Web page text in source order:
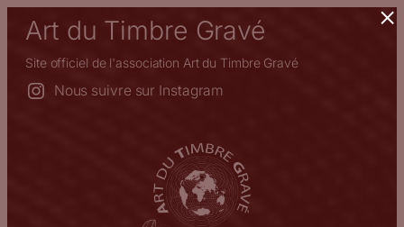
Aller
contenu
Art du Timbre Gravé
Site officiel de l'association Art du Timbre Gravé
Nous suivre sur Instagram
×